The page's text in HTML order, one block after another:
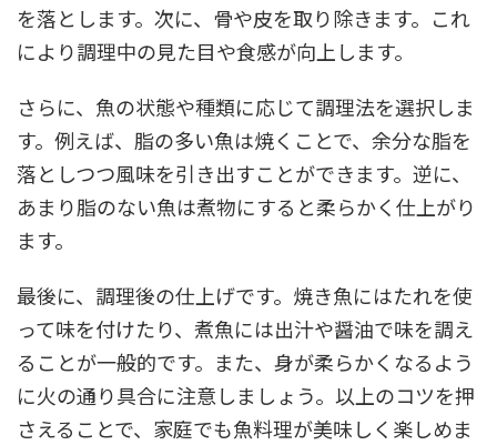
を落とします。次に、骨や皮を取り除きます。これ
により調理中の見た目や食感が向上します。
さらに、魚の状態や種類に応じて調理法を選択しま
す。例えば、脂の多い魚は焼くことで、余分な脂を
落としつつ風味を引き出すことができます。逆に、
あまり脂のない魚は煮物にすると柔らかく仕上がり
ます。
最後に、調理後の仕上げです。焼き魚にはたれを使
って味を付けたり、煮魚には出汁や醤油で味を調え
ることが一般的です。また、身が柔らかくなるよう
に火の通り具合に注意しましょう。以上のコツを押
さえることで、家庭でも魚料理が美味しく楽しめま